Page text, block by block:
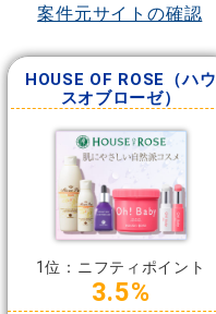
案件元サイトの確認
HOUSE OF ROSE（ハウ
スオブローゼ）
1位：ニフティポイント
3.5%